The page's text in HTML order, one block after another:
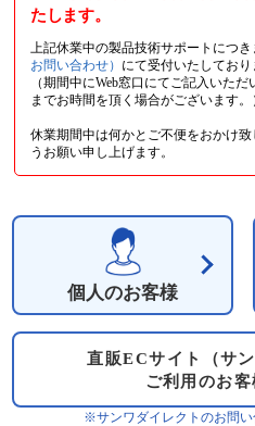
たします。
上記休業中の製品技術サポートにつき
お問い合わせ） にて受付いたしており
（期間中にWeb窓口にてご記入いた
までお時間を頂く場合がございます。
休業期間中は何かとご不便をおかけ
うお願い申し上げます。
個人のお客様
直販ECサイト（サ
ご利用のお
※サンワダイレクトのお問い